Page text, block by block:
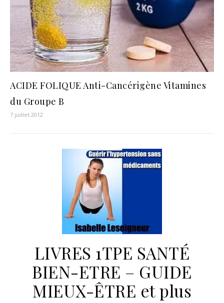
ACIDE FOLIQUE Anti-Cancérigène Vitamines
du Groupe B
7 juillet 2012
LIVRES 1TPE SANTÉ
BIEN-ETRE – GUIDE
MIEUX-ÊTRE et plus